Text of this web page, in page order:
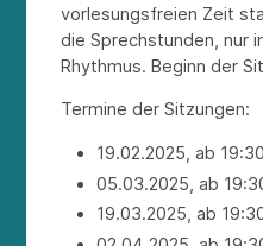
vorlesungsfreien Zeit
die Sprechstunden, nur
Rhythmus. Beginn der
Termine der Sitzungen:
19.02.2025, ab
05.03.2025, ab
19.03.2025, ab